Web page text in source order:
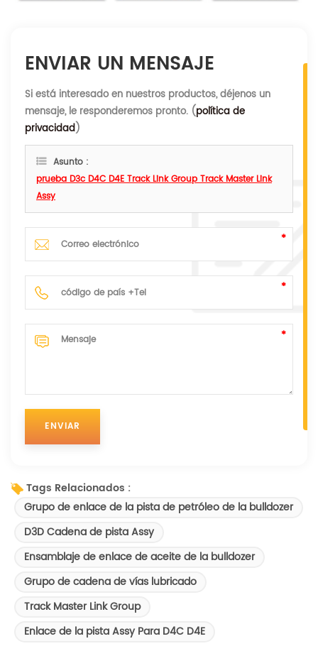
ENVIAR UN MENSAJE
Si está interesado en nuestros productos, déjenos un
mensaje, le responderemos pronto. (política de
privacidad)
Asunto :
prueba D3c D4C D4E Track Link Group Track Master Link
Assy
Tags Relacionados :
Grupo de enlace de la pista de petróleo de la bulldozer
D3D Cadena de pista Assy
Ensamblaje de enlace de aceite de la bulldozer
Grupo de cadena de vías lubricado
Track Master Link Group
Enlace de la pista Assy Para D4C D4E